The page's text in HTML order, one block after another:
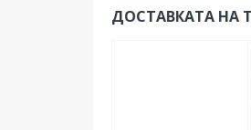
ДОСТАВКАТА НА